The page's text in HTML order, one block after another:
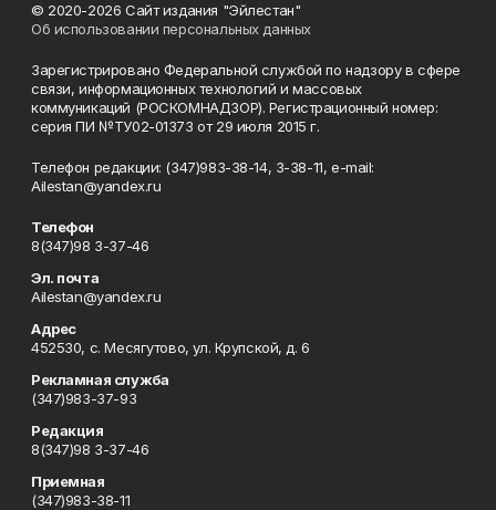
© 2020-2026 Сайт издания "Эйлестан"
Об использовании персональных данных
Зарегистрировано Федеральной службой по надзору в сфере
связи, информационных технологий и массовых
коммуникаций (РОСКОМНАДЗОР). Регистрационный номер:
серия ПИ №ТУ02-01373 от 29 июля 2015 г.
Телефон редакции: (347)983-38-14, 3-38-11, e-mail:
Ailestan@yandex.ru
Телефон
8(347)98 3-37-46
Эл. почта
Ailestan@yandex.ru
Адрес
452530, с. Месягутово, ул. Крупской, д. 6
Рекламная служба
(347)983-37-93
Редакция
8(347)98 3-37-46
Приемная
(347)983-38-11